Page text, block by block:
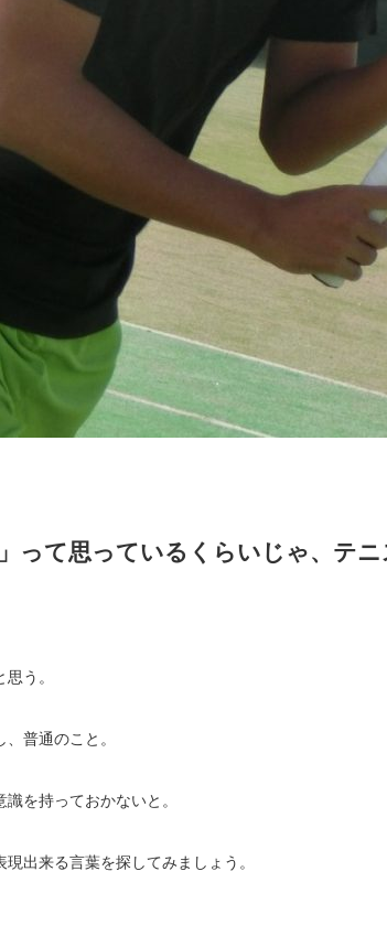
って思っているくらいじゃ、テ
う。
普通のこと。
を持っておかないと。
出来る言葉を探してみましょう。